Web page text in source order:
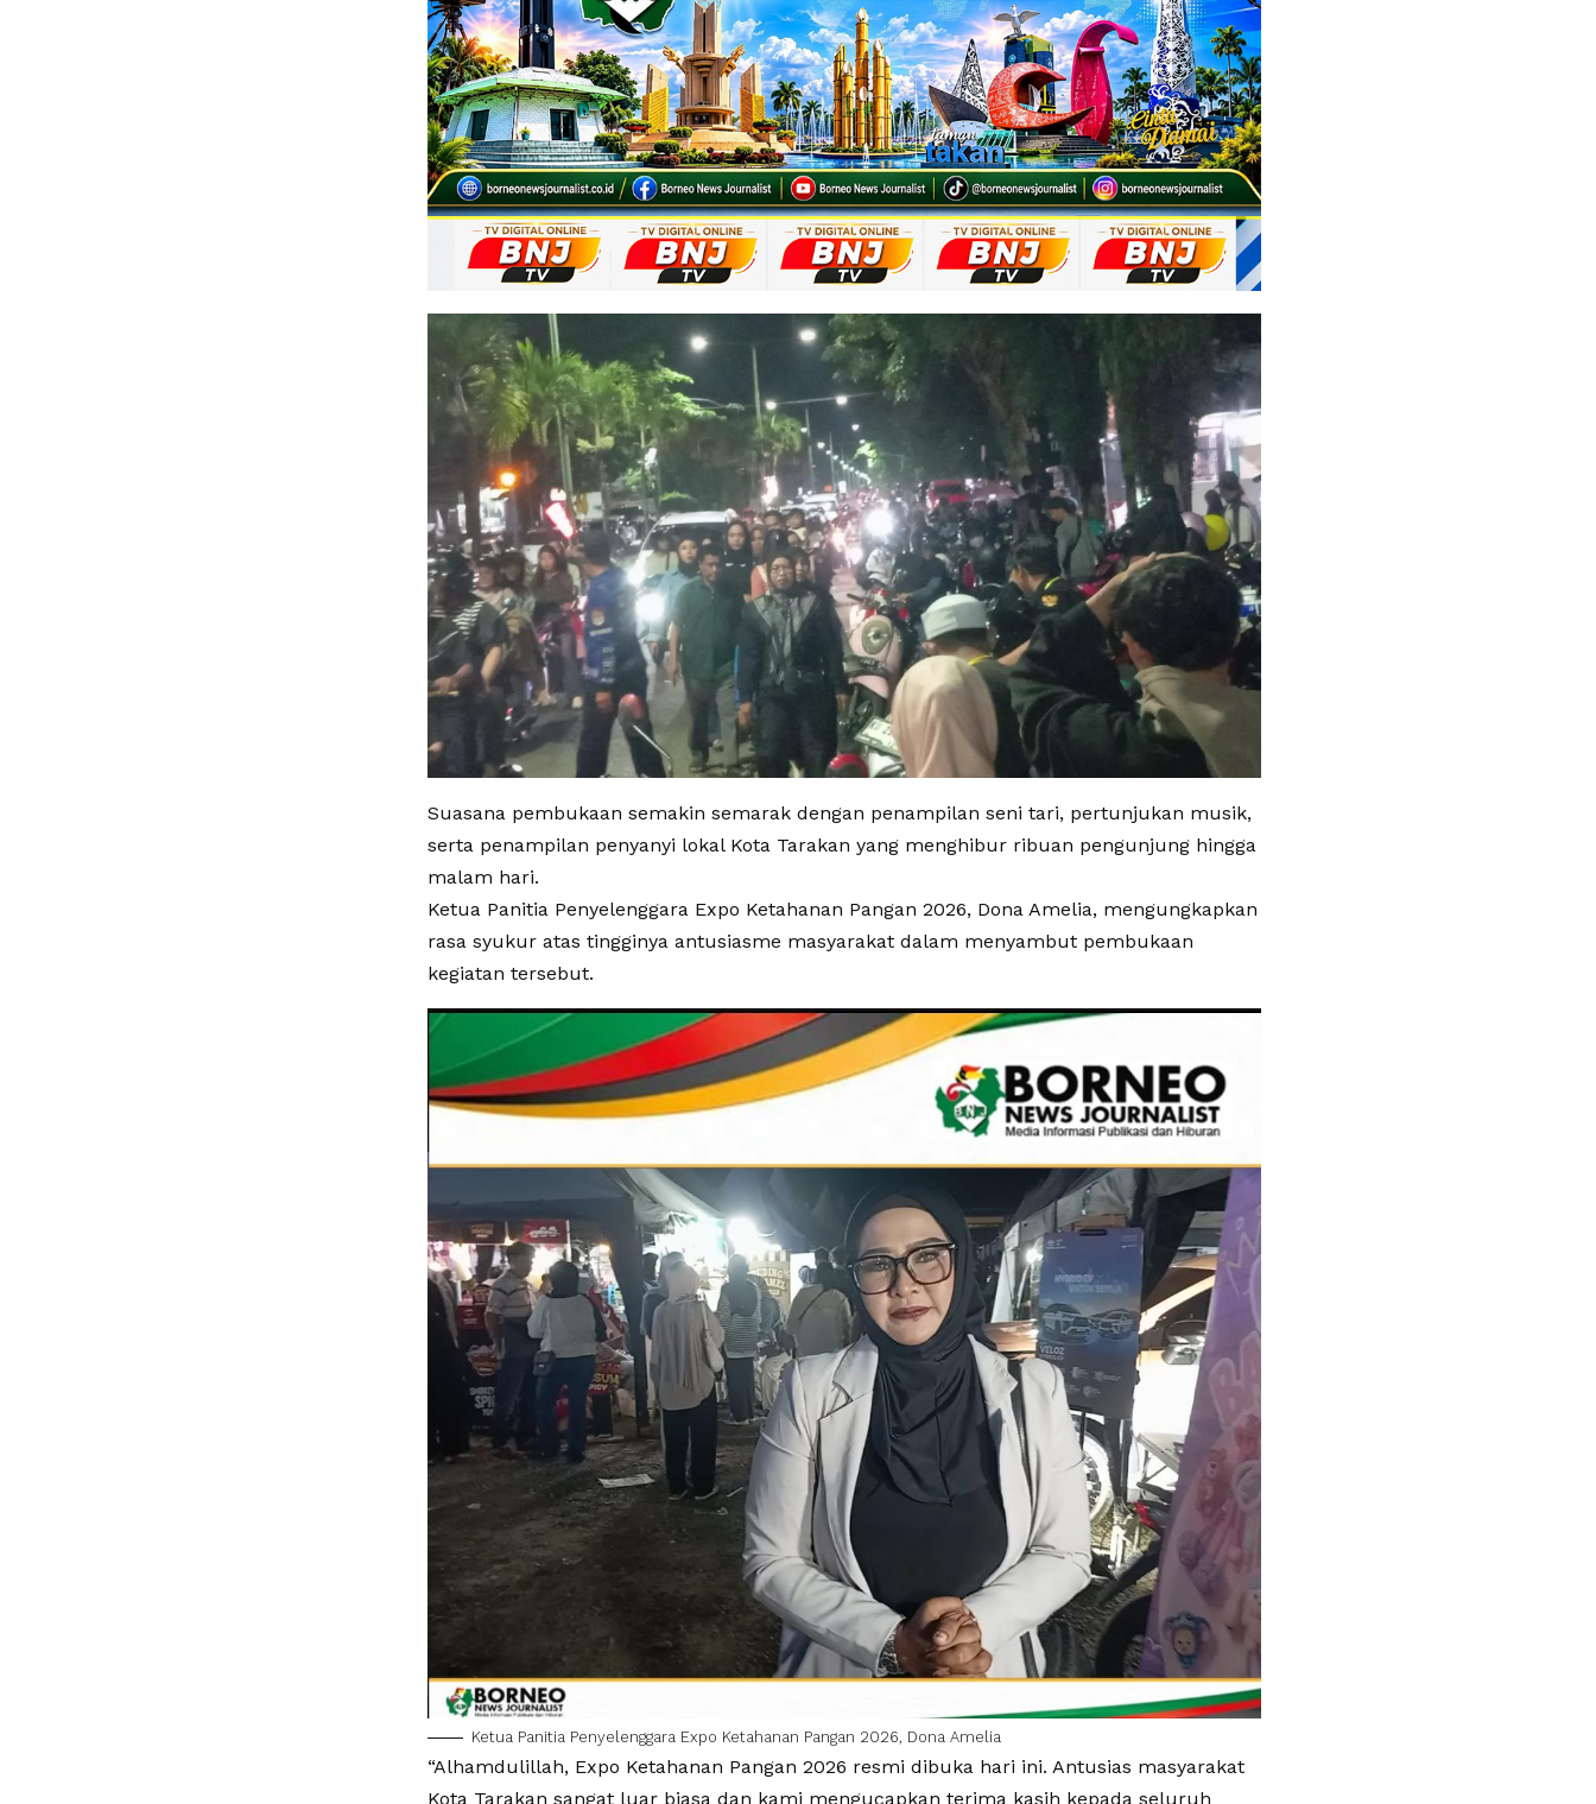
Suasana pembukaan semakin semarak dengan penampilan seni tari, pertunjukan musik,
serta penampilan penyanyi lokal Kota Tarakan yang menghibur ribuan pengunjung hingga
malam hari.
Ketua Panitia Penyelenggara Expo Ketahanan Pangan 2026, Dona Amelia, mengungkapkan
rasa syukur atas tingginya antusiasme masyarakat dalam menyambut pembukaan
kegiatan tersebut.
Ketua Panitia Penyelenggara Expo Ketahanan Pangan 2026, Dona Amelia
“Alhamdulillah, Expo Ketahanan Pangan 2026 resmi dibuka hari ini. Antusias masyarakat
Kota Tarakan sangat luar biasa dan kami mengucapkan terima kasih kepada seluruh